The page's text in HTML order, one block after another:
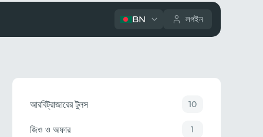
BN লগইন
আরবিট্রাজারের টুলস 10
জিও ও অফার 1